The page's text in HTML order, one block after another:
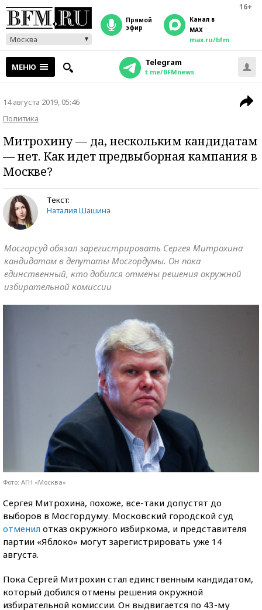
16+
Москва
прямой
эфир
Канал в
MAX
max.ru/bfm
МЕНЮ Telegram
t.me/BFMnews
14 августа 2019, 05:46
Политика
Митрохину — да, нескольким кандидатам
— нет. Как идет предвыборная кампания в
Москве?
Текст:
Наталия Шашина
Мосгорсуд обязал зарегистрировать Сергея Митрохина
кандидатом в депутаты Мосгордумы. Он пока
единственный, кто добился отмены решения окружной
избирательной комиссии
Фото: АГН «Москва»
Сергея Митрохина, похоже, все-таки допустят до
выборов в Мосгордуму. Московский городской суд
отменил отказ окружного избиркома, и представителя
партии «Яблоко» могут зарегистрировать уже 14
августа.
Пока Сергей Митрохин стал единственным кандидатом,
который добился отмены решения окружной
избирательной комиссии. Он выдвигается по 43-му